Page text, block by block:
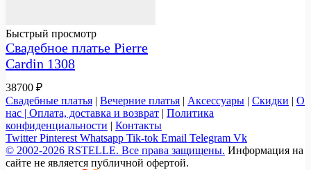
Быстрый просмотр
Свадебное платье Pierre
Cardin 1308
38700 ₽
Свадебные платья | Вечерние платья | Аксессуары | Скидки | О
нас | Оплата, доставка и возврат | Политика
конфиденциальности | Контакты
Twitter Pinterest Whatsapp Tik-tok Email Telegram Vk
© 2002-2026 RSTELLE. Все права защищены. Информация на
сайте не является публичной офертой.